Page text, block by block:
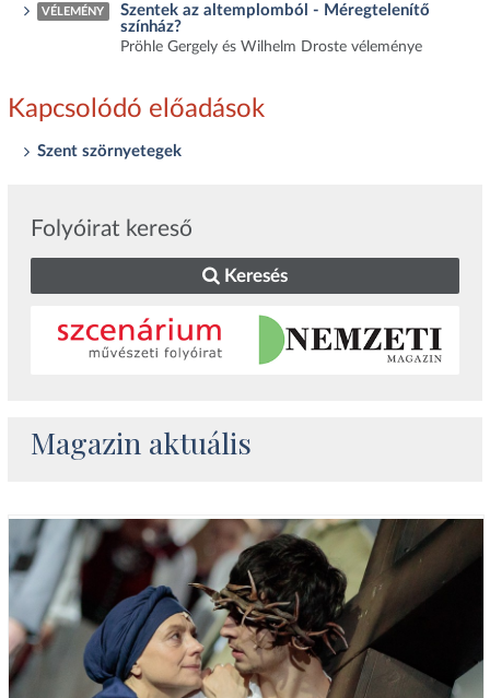
VÉLEMÉNY
Szentek az altemplomból - Méregtelenítő
színház?
Pröhle Gergely és Wilhelm Droste véleménye
Kapcsolódó előadások
Szent szörnyetegek
Folyóirat kereső
Keresés
Magazin aktuális